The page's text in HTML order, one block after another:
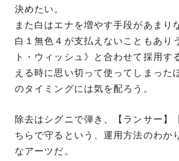
決めたい。
また白はエナを増やす手段があまり
白１無色４が支払えないこともあり
ト・ウィッシュ》と合わせて採用す
える時に思い切って使ってしまった
のタイミングには気を配ろう。
除去はシグニで弾き、【ランサー】
ちらで守るという、運用方法のわか
なアーツだ。